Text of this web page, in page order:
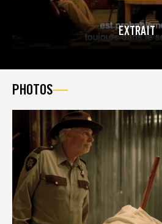
EXTRAIT
PHOTOS